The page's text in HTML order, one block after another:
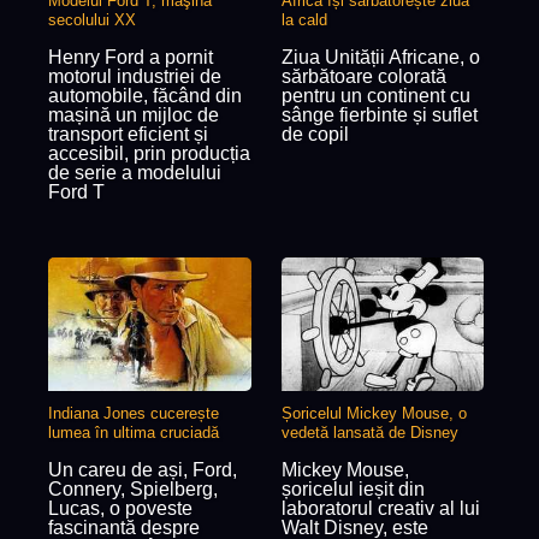
secolului XX
Henry Ford a pornit
motorul industriei de
automobile, făcând din
mașină un mijloc de
transport eficient și
accesibil, prin producția
de serie a modelului
Ford T
la cald
Ziua Unității Africane, o
sărbătoare colorată
pentru un continent cu
sânge fierbinte și suflet
de copil
Indiana Jones cucerește
lumea în ultima cruciadă
Un careu de ași, Ford,
Connery, Spielberg,
Lucas, o poveste
fascinantă despre
Șoricelul Mickey Mouse, o
vedetă lansată de Disney
Mickey Mouse,
șoricelul ieșit din
laboratorul creativ al lui
Walt Disney, este